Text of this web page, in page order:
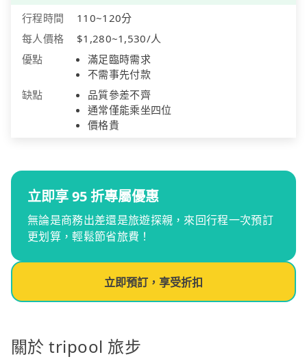
行程時間
110~120分
每人價格
$1,280~1,530/人
優點
滿足臨時需求
不需事先付款
缺點
品質參差不齊
通常僅能乘坐四位
價格貴
立即享 95 折專屬優惠
無論是商務出差還是旅遊探親，來回行程一次預訂
更划算，輕鬆節省旅費！
立即預訂，享受折扣
關於 tripool 旅步